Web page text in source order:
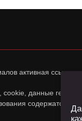
активная ссылка
данные
содержатся в